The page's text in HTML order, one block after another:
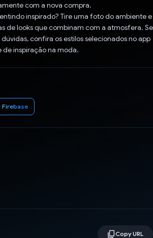
com a nova compra.
inspirado? Tire uma foto do ambiente e
de looks que combinam com a atmosfera. Se
confira os estilos selecionados no app
de inspiração na moda.
Firebase